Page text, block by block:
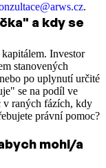
.
a kdy se
Investor
stanovených
po uplynutí určité
se na podíl ve
v raných fázích, kdy
právní pomoc?
mohl/a